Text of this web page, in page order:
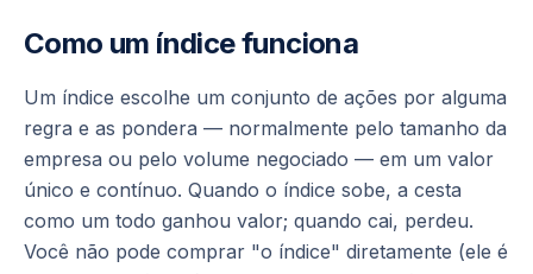
Como um índice funciona
Um índice escolhe um conjunto de ações por alguma
regra e as pondera — normalmente pelo tamanho da
empresa ou pelo volume negociado — em um valor
único e contínuo. Quando o índice sobe, a cesta
como um todo ganhou valor; quando cai, perdeu.
Você não pode comprar "o índice" diretamente (ele é